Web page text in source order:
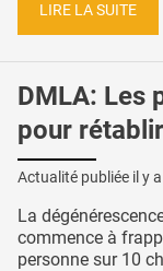
LIRE LA SUITE
DMLA: Les
pour
Actualité publiée il y a
La
commence à
personne sur 10